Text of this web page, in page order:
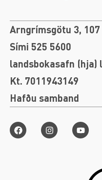
Arngrímsgötu 3,
Sími 525 5600
landsbokasafn (hja)
Kt. 7011943149
Hafðu samband